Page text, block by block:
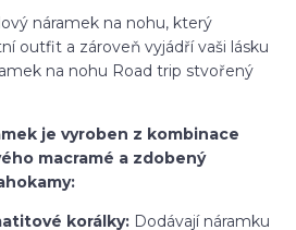
náramek na nohu, který
outfit a zároveň vyjádří vaši lásku
na nohu Road trip stvořený
je vyroben z kombinace
macramé a zdobený
korálky: Dodávají náramku